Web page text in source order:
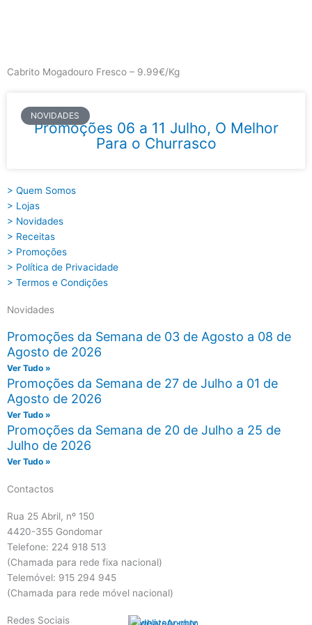
Cabrito Mogadouro Fresco – 9.99€/Kg
NOVIDADES
Promoções 06 a 11 Julho, O Melhor
Para o Churrasco
> Quem Somos
> Lojas
> Novidades
> Receitas
> Promoções
> Política de Privacidade
> Termos e Condições
Novidades
Promoções da Semana de 03 de Agosto a 08 de
Agosto de 2026
Ver Tudo »
Promoções da Semana de 27 de Julho a 01 de
Agosto de 2026
Ver Tudo »
Promoções da Semana de 20 de Julho a 25 de
Julho de 2026
Ver Tudo »
Contactos
Rua 25 Abril, nº 150
4420-355 Gondomar
Telefone: 224 918 513
(Chamada para rede fixa nacional)
Telemóvel: 915 294 945
(Chamada para rede móvel nacional)
Redes Sociais